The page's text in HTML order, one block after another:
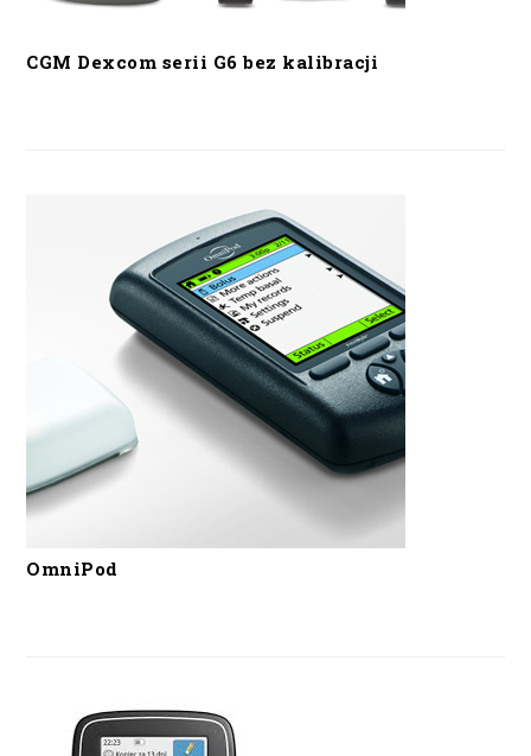
CGM Dexcom serii G6 bez kalibracji
OmniPod